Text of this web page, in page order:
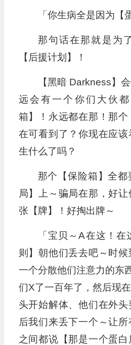
「你生病全是因为【
那句话在那就是为
【后援计划】！
【黑暗 Darkness】
远会有一个你们大伙
箱】！永远都在那！那
在可看到了？你现在应
生什么了吗？
那个【保险箱】全
局】上～骗局在那，好
张【牌】！好掏出牌～
「宝贝～A在这！
则】朝他们丢去吧～时
一个分散他们注意力的东
们X了一百年了，然后现
头开始解体、他们在外
后我们来丢下一个～让
之间都说【那是一个蛋白